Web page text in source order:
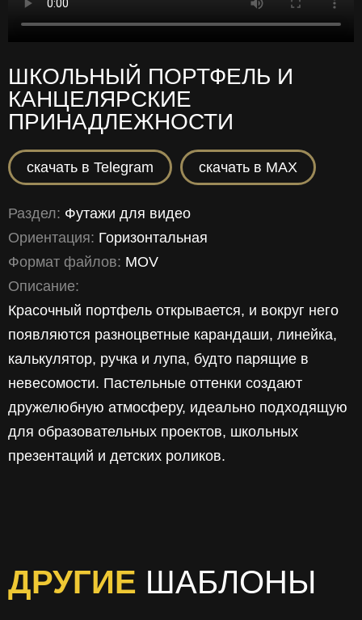
ШКОЛЬНЫЙ ПОРТФЕЛЬ И
КАНЦЕЛЯРСКИЕ
ПРИНАДЛЕЖНОСТИ
скачать в Telegram скачать в MAX
Раздел: Футажи для видео
Ориентация: Горизонтальная
Формат файлов: MOV
Описание:
Красочный портфель открывается, и вокруг него
появляются разноцветные карандаши, линейка,
калькулятор, ручка и лупа, будто парящие в
невесомости. Пастельные оттенки создают
дружелюбную атмосферу, идеально подходящую
для образовательных проектов, школьных
презентаций и детских роликов.
ДРУГИЕ ШАБЛОНЫ